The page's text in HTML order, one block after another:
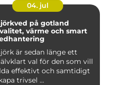
04. jul
på gotland
värme och smart
är sedan länge ett
val för den som vill
effektivt och samtidigt
trivsel ...